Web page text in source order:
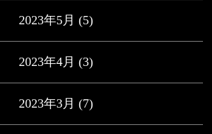
2023年5月 (5)
2023年4月 (3)
2023年3月 (7)